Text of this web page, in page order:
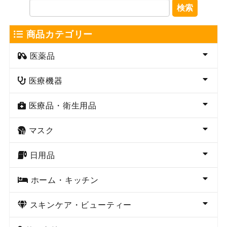
検索
商品カテゴリー
医薬品
医療機器
医療品・衛生用品
マスク
日用品
ホーム・キッチン
スキンケア・ビューティー